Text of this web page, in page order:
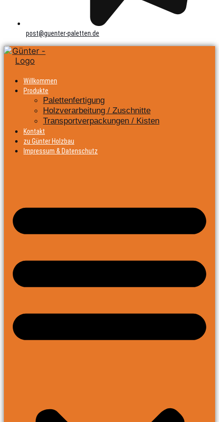
post@guenter-paletten.de
Willkommen
Produkte
Palettenfertigung
Holzverarbeitung / Zuschnitte
Transportverpackungen / Kisten
Kontakt
zu Günter Holzbau
Impressum & Datenschutz